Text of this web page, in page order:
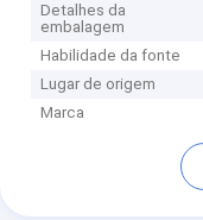
Detalhes da
embalagem
Habilidade da fonte
Lugar de origem
Marca